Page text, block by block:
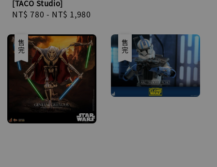
[TACO Studio]
Regular
NT$ 780 - NT$ 1,980
優惠
售完 優惠
售完